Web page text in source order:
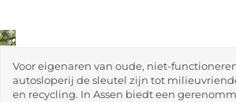
Voor eigenaren van oude, niet-
autosloperij de sleutel zijn tot
en recycling. In Assen biedt een